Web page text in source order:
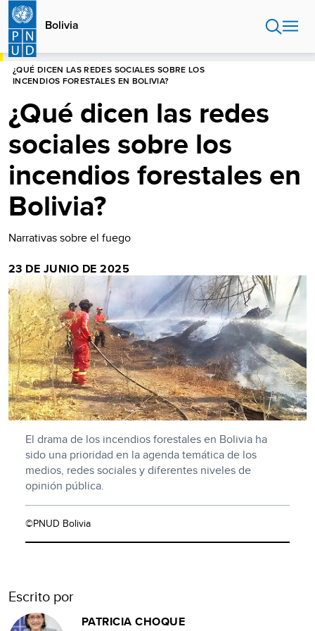
Pasar
contenido
principal
Bolivia
HOME
¿QUÉ DICEN LAS REDES SOCIALES SOBRE LOS
INCENDIOS FORESTALES EN BOLIVIA?
¿Qué dicen las redes
sociales sobre los
incendios forestales en
Bolivia?
Narrativas sobre el fuego
23 DE JUNIO DE 2025
El drama de los incendios forestales en Bolivia ha
sido una prioridad en la agenda temática de los
medios, redes sociales y diferentes niveles de
opinión pública.
©PNUD Bolivia
Escrito por
PATRICIA CHOQUE